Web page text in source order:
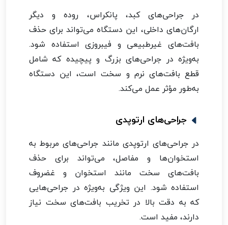
در جراحی‌های کبد، پانکراس، روده و دیگر
ارگان‌های داخلی، این دستگاه می‌تواند برای حذف
بافت‌های غیرطبیعی و فیبروزی استفاده شود.
به‌ویژه در جراحی‌های بزرگ و پیچیده که شامل
قطع بافت‌های نرم و سخت است، این دستگاه
به‌طور مؤثر عمل می‌کند.
جراحی‌های ارتوپدی
در جراحی‌های ارتوپدی مانند جراحی‌های مربوط به
استخوان‌ها و مفاصل، می‌تواند برای حذف
بافت‌های سخت مانند استخوان و غضروف
استفاده شود. این ویژگی به‌ویژه در جراحی‌هایی
که به دقت بالا در تخریب بافت‌های سخت نیاز
دارند، مفید است.